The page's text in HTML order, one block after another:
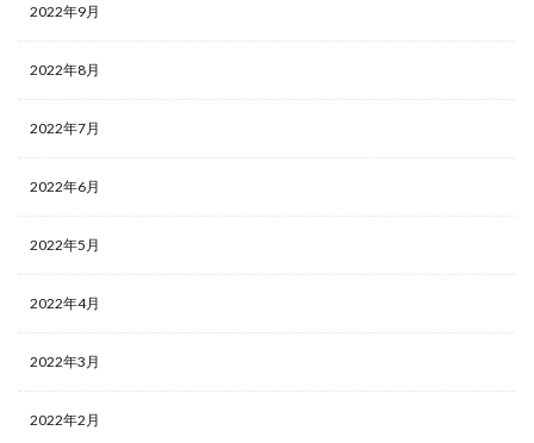
2022年9月
2022年8月
2022年7月
2022年6月
2022年5月
2022年4月
2022年3月
2022年2月